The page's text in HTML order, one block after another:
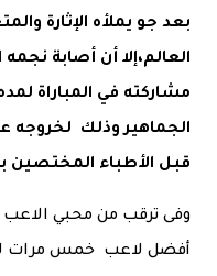
بعد جو يملأه الإثارة
العالم،إلا أن أصابة
مشاركته في المباراة
الجماهير وذلك لخروجه
قبل الأطباء المختصين
وفى ترقب من محبي
أفضل لاعب خمس مرات